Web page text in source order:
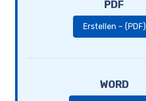
PDF
Erstellen – (PDF)
WORD